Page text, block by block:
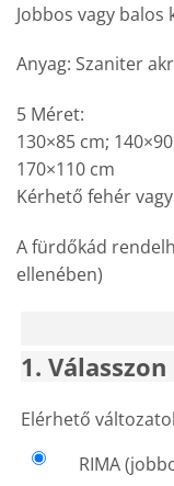
Jobbos vagy balos
Anyag: Szaniter
5 Méret:
130×85 cm;
170×110 cm
Kérhető fehér
A fürdőkád
ellenében)
1
VÁLASSZON
MÉRETET
ÉS KIVITELT!
Elérhető
RIMA